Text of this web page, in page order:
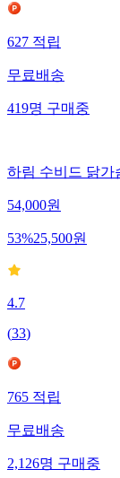
627적립
무료배송
419명구매중
하림 수비드 닭가
54,000원
53%25,500원
4.7
(33)
765적립
무료배송
2,126명구매중